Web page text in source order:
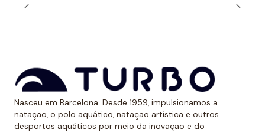
Nasceu em Barcelona. Desde 1959, impulsionamos a
natação, o polo aquático, natação artística e outros
desportos aquáticos por meio da inovação e do